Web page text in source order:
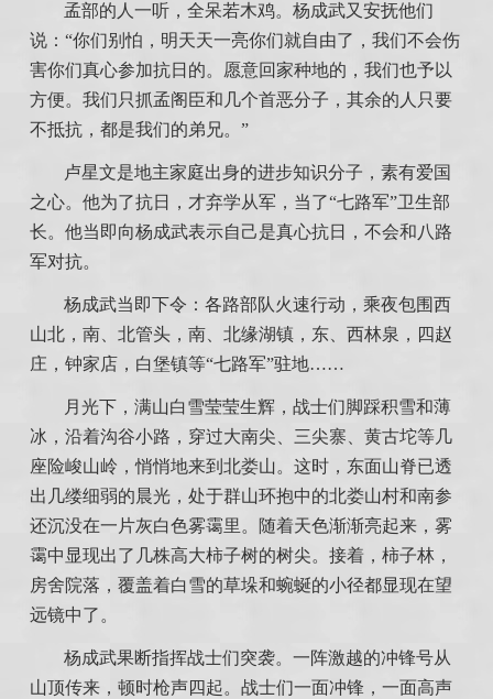
孟部的人一听，全呆若木鸡。杨成武又安抚他们
说：“你们别怕，明天天一亮你们就自由了，我们不会伤
害你们真心参加抗日的。愿意回家种地的，我们也予以
方便。我们只抓孟阁臣和几个首恶分子，其余的人只要
不抵抗，都是我们的弟兄。”
卢星文是地主家庭出身的进步知识分子，素有爱国
之心。他为了抗日，才弃学从军，当了“七路军”卫生部
长。他当即向杨成武表示自己是真心抗日，不会和八路
军对抗。
杨成武当即下令：各路部队火速行动，乘夜包围西
山北，南、北管头，南、北缘湖镇，东、西林泉，四赵
庄，钟家店，白堡镇等“七路军”驻地……
月光下，满山白雪莹莹生辉，战士们脚踩积雪和薄
冰，沿着沟谷小路，穿过大南尖、三尖寨、黄古坨等几
座险峻山岭，悄悄地来到北娄山。这时，东面山脊已透
出几缕细弱的晨光，处于群山环抱中的北娄山村和南参
还沉没在一片灰白色雾霭里。随着天色渐渐亮起来，雾
霭中显现出了几株高大柿子树的树尖。接着，柿子林，
房舍院落，覆盖着白雪的草垛和蜿蜒的小径都显现在望
远镜中了。
杨成武果断指挥战士们突袭。一阵激越的冲锋号从
山顶传来，顿时枪声四起。战士们一面冲锋，一面高声